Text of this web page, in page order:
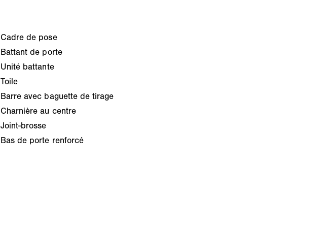
Cadre de pose
Battant de porte
Unité battante
Toile
Barre avec baguette de tirage
Charnière au centre
Joint-brosse
Bas de porte renforcé